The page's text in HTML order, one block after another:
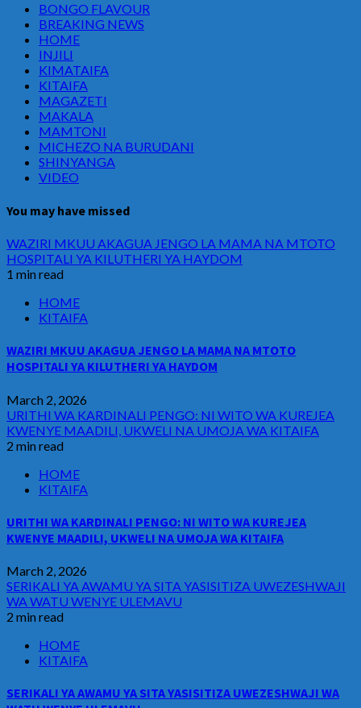
BONGO FLAVOUR
BREAKING NEWS
HOME
INJILI
KIMATAIFA
KITAIFA
MAGAZETI
MAKALA
MAMTONI
MICHEZO NA BURUDANI
SHINYANGA
VIDEO
You may have missed
WAZIRI MKUU AKAGUA JENGO LA MAMA NA MTOTO
HOSPITALI YA KILUTHERI YA HAYDOM
1 min read
HOME
KITAIFA
WAZIRI MKUU AKAGUA JENGO LA MAMA NA MTOTO
HOSPITALI YA KILUTHERI YA HAYDOM
March 2, 2026
URITHI WA KARDINALI PENGO: NI WITO WA KUREJEA
KWENYE MAADILI, UKWELI NA UMOJA WA KITAIFA
2 min read
HOME
KITAIFA
URITHI WA KARDINALI PENGO: NI WITO WA KUREJEA
KWENYE MAADILI, UKWELI NA UMOJA WA KITAIFA
March 2, 2026
SERIKALI YA AWAMU YA SITA YASISITIZA UWEZESHWAJI
WA WATU WENYE ULEMAVU
2 min read
HOME
KITAIFA
SERIKALI YA AWAMU YA SITA YASISITIZA UWEZESHWAJI WA